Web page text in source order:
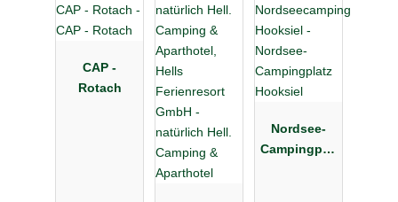
CAP -
Rotach
Nordsee-
Campingplat